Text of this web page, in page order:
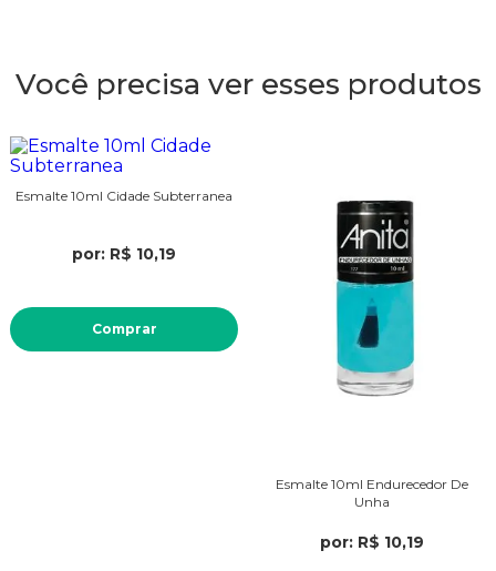
Você precisa ver esses produtos
Esmalte 10ml Cidade Subterranea
por: R$ 10,19
Comprar
Esmalte 10ml Endurecedor De
Unha
por: R$ 10,19